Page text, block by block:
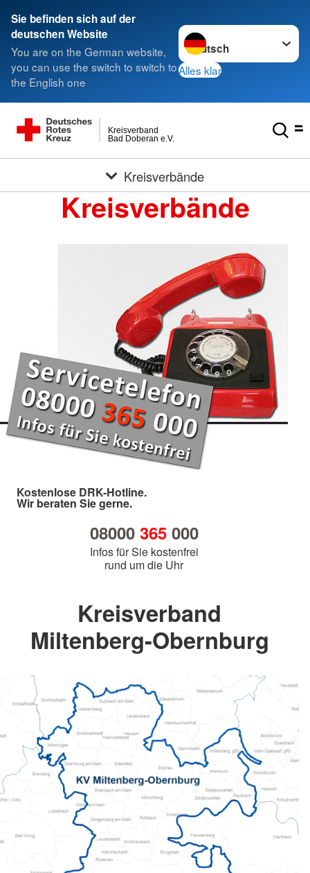
Sie befinden sich auf der
deutschen Website
You are on the German website,
you can use the switch to switch to
the English one
Sprache wechseln zu
Alles klar
Bad Doberan e.V.
Kreisverband
Kreisverbände
Kreisverbände
Kostenlose DRK-Hotline.
Wir beraten Sie gerne.
08000 365000
Infos für Sie kostenfrei
rund um die Uhr
Kreisverband
Miltenberg-Obernburg